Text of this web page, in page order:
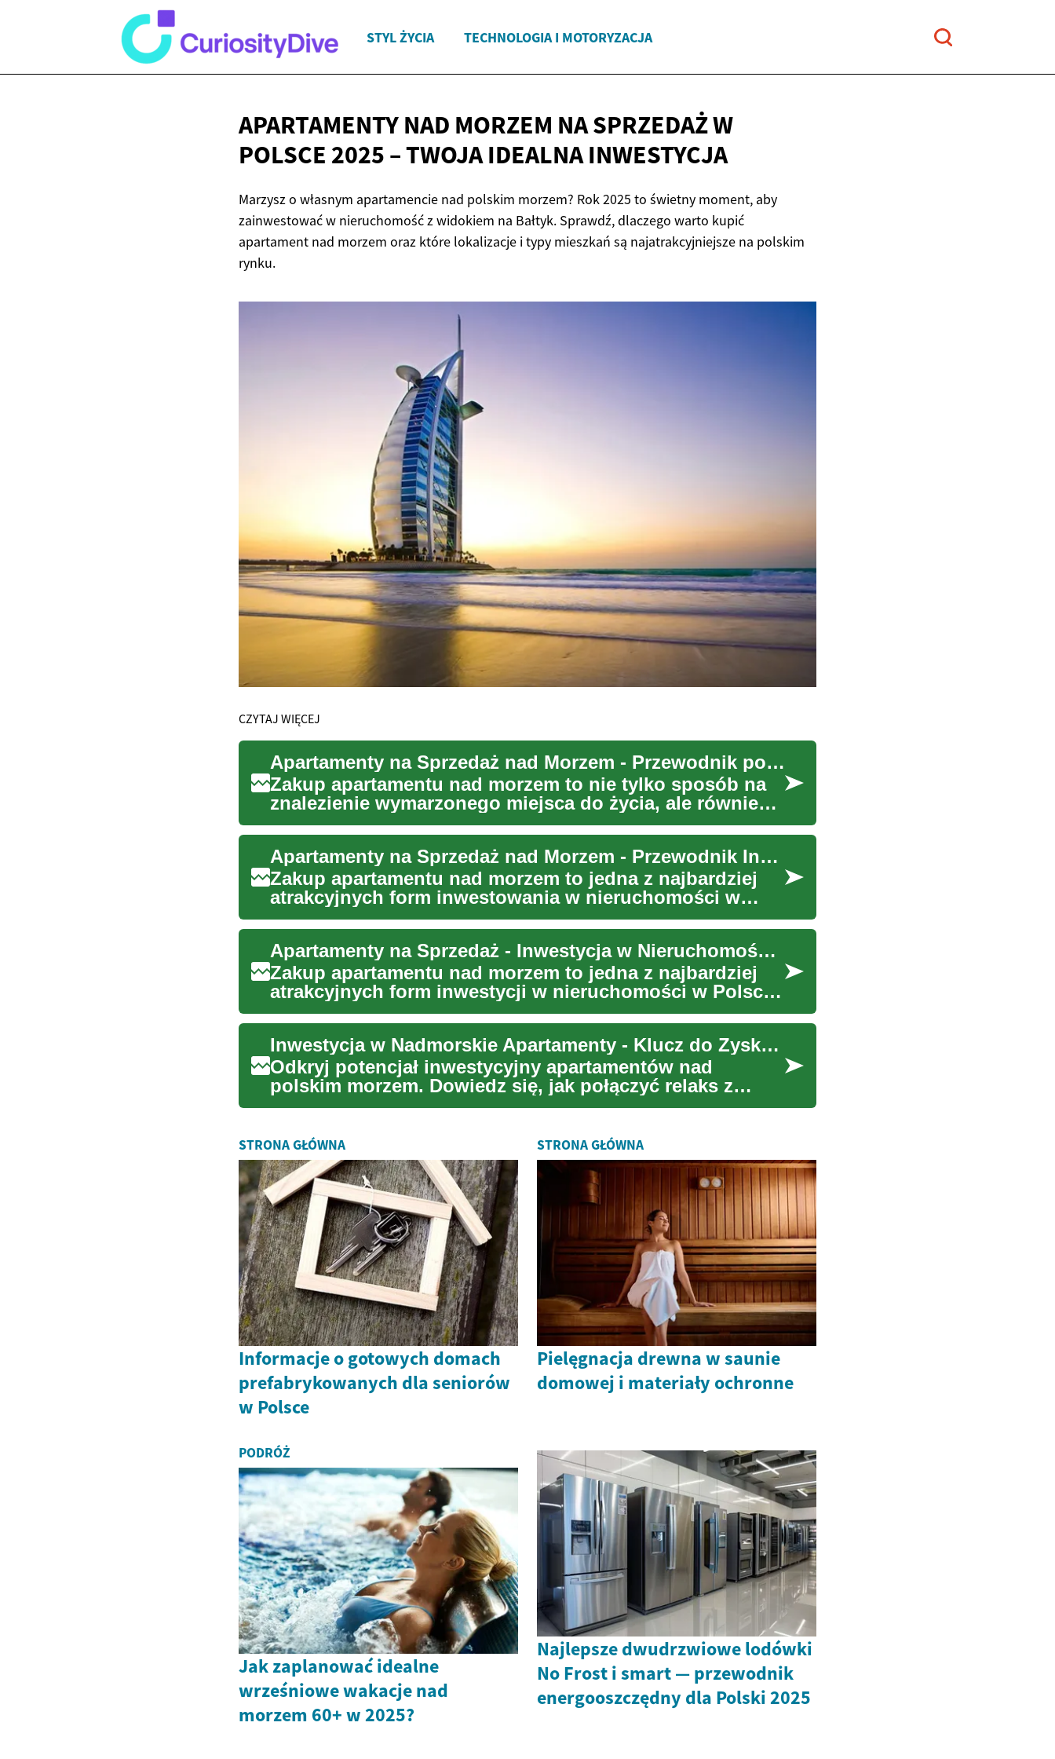
STYL ŻYCIA TECHNOLOGIA I MOTORYZACJA
APARTAMENTY NAD MORZEM NA SPRZEDAŻ W
POLSCE 2025 – TWOJAIDEALNA INWESTYCJA
Marzysz o własnym apartamencie nad polskim morzem? Rok 2025 to świetny moment, aby
zainwestować w nieruchomość z widokiem na Bałtyk. Sprawdź, dlaczego warto kupić
apartament nad morzem oraz które lokalizacje i typy mieszkań są najatrakcyjniejsze na polskim
rynku.
CZYTAJ WIĘCEJ
Apartamenty na Sprzedaż nad Morzem - Przewodnik po Inwestycjach w Nieruchomości
Zakup apartamentu nad morzem to nie tylko sposób na
znalezienie wymarzonego miejsca do życia, ale również
potencjalni...
Apartamenty na Sprzedaż nad Morzem - Przewodnik Inwestycyjny 2024
Zakup apartamentu nad morzem to jedna z najbardziej
atrakcyjnych form inwestowania w nieruchomości w
Polsce. Lokaliza...
Apartamenty na Sprzedaż - Inwestycja w Nieruchomości nad Morzem
Zakup apartamentu nad morzem to jedna z najbardziej
atrakcyjnych form inwestycji w nieruchomości w Polsce.
Własne lok...
Inwestycja w Nadmorskie Apartamenty - Klucz do Zyskownego Wypoczynku
Odkryj potencjał inwestycyjny apartamentów nad
polskim morzem. Dowiedz się, jak połączyć relaks z
pasywnym dochodem, ...
STRONA GŁÓWNA
Informacje o gotowych domach
prefabrykowanych dla seniorów
w Polsce
STRONA GŁÓWNA
Pielęgnacja drewna w saunie
domowej i materiały ochronne
PODRÓŻ
Jak zaplanować idealne
wrześniowe wakacje nad
morzem 60+ w 2025?
Najlepsze dwudrzwiowe lodówki
No Frost i smart — przewodnik
energooszczędny dla Polski 2025